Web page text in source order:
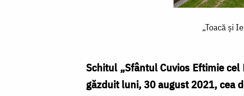
moldovenească”
„Toacă și
Schitul „Sfântul Cuvios Eftimie
găzduit luni, 30 august 2021, cea